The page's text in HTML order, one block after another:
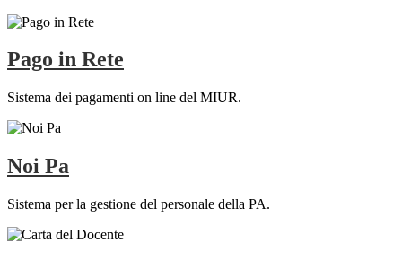
Pago in Rete
Sistema dei pagamenti on line del MIUR.
Noi Pa
Sistema per la gestione del personale della PA.